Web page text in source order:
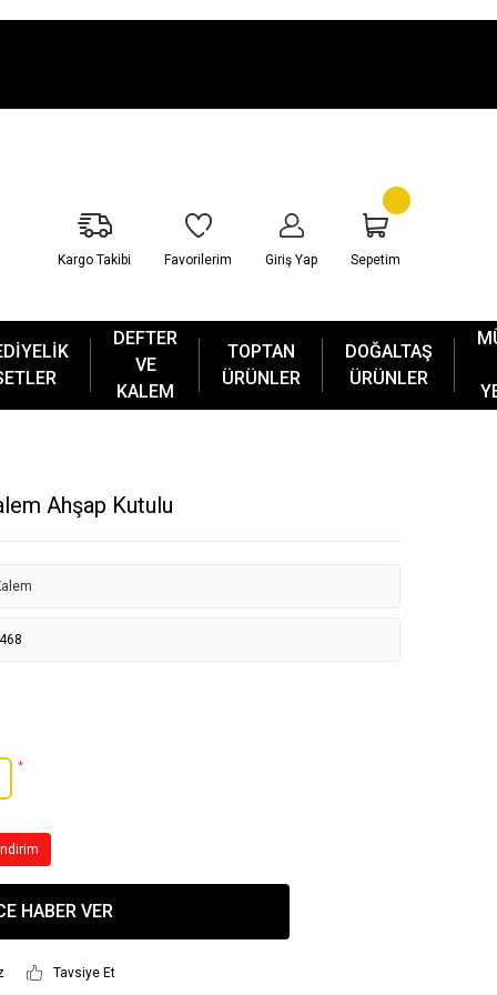
Kargo Takibi Favorilerim Giriş Yap Sepetim
DEFTER
VE
KALEM
TOPTAN
ÜRÜNLER
DOĞALTAŞ
ÜRÜNLER
Ahşap Kutulu
*
HABER VER
Tavsiye Et